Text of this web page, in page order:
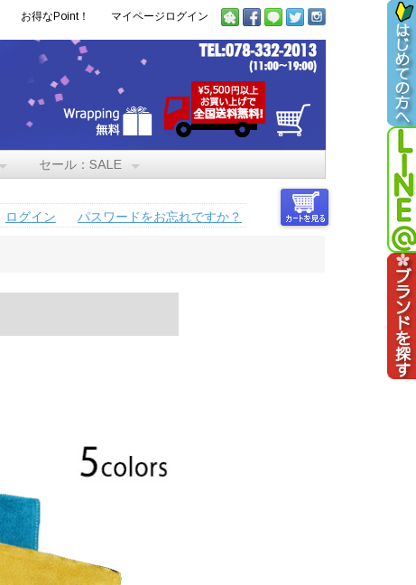
お得なPoint！ マイページログイン
セール：SALE
ログイン パスワードをお忘れですか？